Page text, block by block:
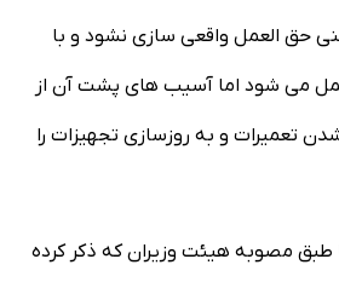
حق العمل واقعی سازی نشود و با
می شود اما آسیب های پشت آن از
تعمیرات و به روزسازی تجهیزات را
طبق مصوبه هیئت وزیران که ذکر کرده